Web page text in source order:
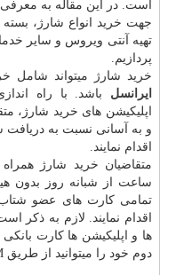
است. در این مقاله به
جهت خرید انواع شارژ،
تهیه آنتی ویروس و سایر
پردازیم.
خرید شارژ میتواند شامل
ایرانسل باشد. با راه
اپلیکیشن های خرید شارژ،
و به آسانی نسبت به دریافت
اقدام نمایند.
متقاضیان خرید شارژ
ساعت از شبانه روز بدون
تمامی کارت های عضو
اقدام نمایند. لازم به
ها و اپلیکیشن ها کارت
دوم خود را میتوانید از طریق ATM (خود پرداز) بانک خود فعال نمایید.